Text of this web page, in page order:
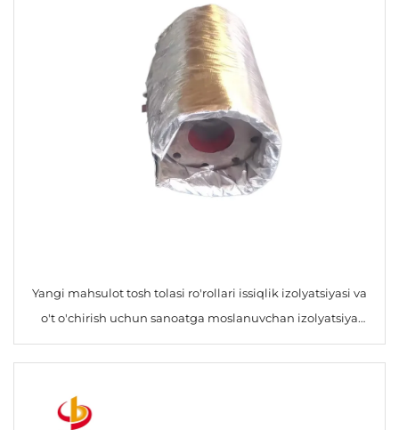
Yangi mahsulot tosh tolasi ro'rollari issiqlik izolyatsiyasi va
o't o'chirish uchun sanoatga moslanuvchan izolyatsiya
qopqog'i